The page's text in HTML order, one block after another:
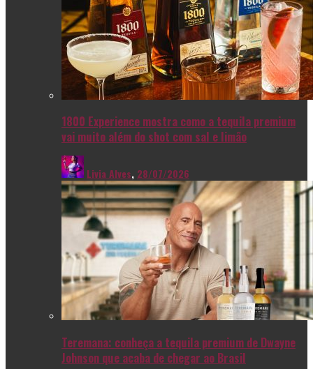
1800 Experience mostra como a tequila premium
vai muito além do shot com sal e limão
Livia Alves, 28/07/2026
Teremana: conheça a tequila premium de Dwayne
Johnson que acaba de chegar ao Brasil